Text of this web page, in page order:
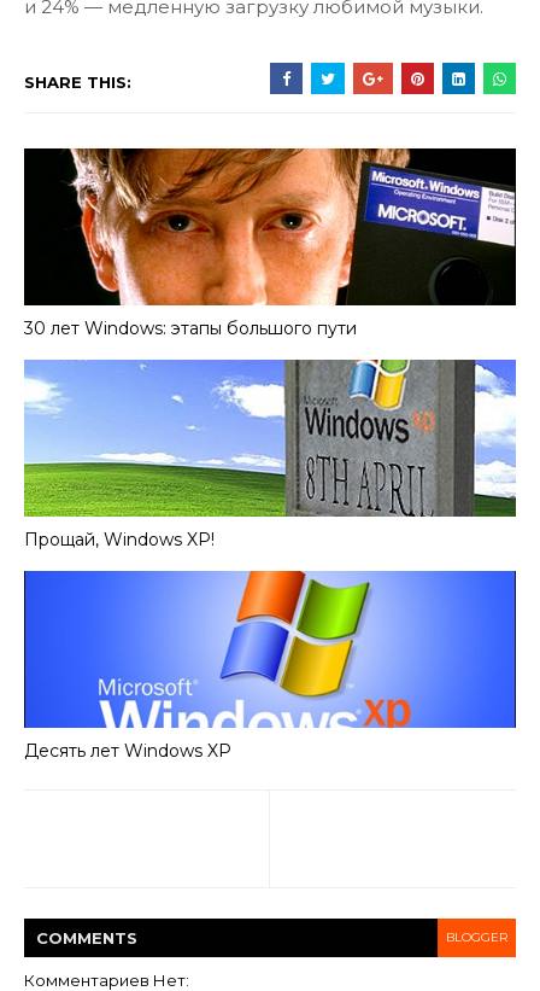
и 24% — медленную загрузку любимой музыки.
SHARE THIS:
30 лет Windows: этапы большого пути
Прощай, Windows XP!
Десять лет Windows XP
COMMENTS BLOGGER
Комментариев Нет: